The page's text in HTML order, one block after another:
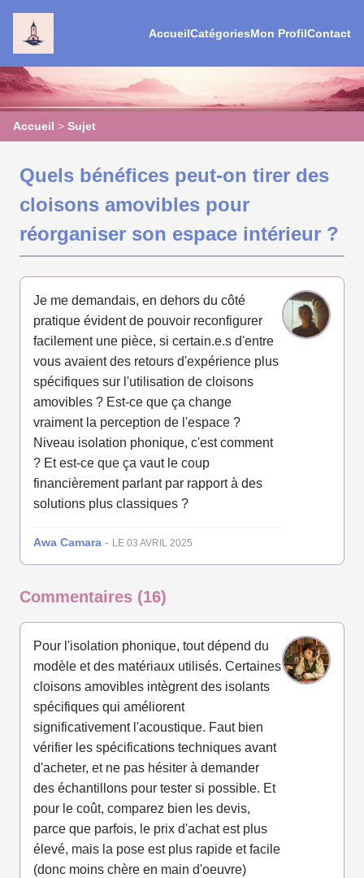
AccueilCatégoriesMon ProfilContact
Accueil > Sujet
Quels bénéfices peut-on tirer des
cloisons amovibles pour
réorganiser son espace intérieur ?
Je me demandais, en dehors du côté
pratique évident de pouvoir reconfigurer
facilement une pièce, si certain.e.s d'entre
vous avaient des retours d'expérience plus
spécifiques sur l'utilisation de cloisons
amovibles ? Est-ce que ça change
vraiment la perception de l'espace ?
Niveau isolation phonique, c'est comment
? Et est-ce que ça vaut le coup
financièrement parlant par rapport à des
solutions plus classiques ?
Awa Camara - LE 03 AVRIL 2025
Commentaires (16)
Pour l'isolation phonique, tout dépend du
modèle et des matériaux utilisés. Certaines
cloisons amovibles intègrent des isolants
spécifiques qui améliorent
significativement l'acoustique. Faut bien
vérifier les spécifications techniques avant
d'acheter, et ne pas hésiter à demander
des échantillons pour tester si possible. Et
pour le coût, comparez bien les devis,
parce que parfois, le prix d'achat est plus
élevé, mais la pose est plus rapide et facile
(donc moins chère en main d'oeuvre)